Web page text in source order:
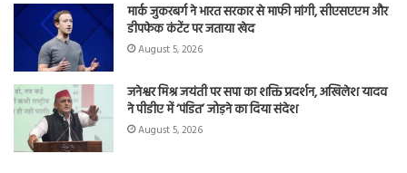
मार्क जुकरबर्ग ने भारत सरकार से माफी मांगी, सीएसएएम और
डीपफेक कंटेंट पर जताया खेद
August 5, 2026
जनेश्वर मिश्र जयंती पर सपा का शक्ति प्रदर्शन, अखिलेश यादव
ने पीडीए में ‘पंडित’ जोड़ने का दिया संदेश
August 5, 2026